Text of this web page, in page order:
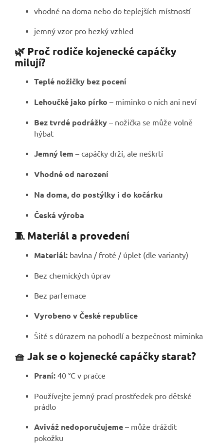
vhodné na doma nebo do teplejších místností
jemný vzor pro hezký vzhled
🌿 Proč rodiče kojenecké capáčky
milují?
Teplé nožičky bez pocení
Lehoučké jako pírko – miminko o nich ani neví
Bez tvrdé podrážky – nožička se může volně
hýbat
Jemný lem – capáčky drží, ale neškrtí
Vhodné od narození
Na doma, do postýlky i do kočárku
Česká výroba
🧵 Materiál a provedení
Materiál: bavlna / froté / úplet (dle varianty)
Bez chemických úprav
Bez parfemace
Vyrobeno v České republice
Šité s důrazem na pohodlí a bezpečnost miminka
🧺 Jak se o kojenecké capáčky starat?
Praní: 40 °C v pračce
Používejte jemný prací prostředek pro dětské
prádlo
Aviváž nedoporučujeme – může dráždit
pokožku